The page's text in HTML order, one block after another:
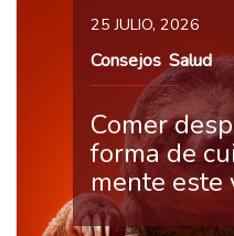
25 JULIO, 2026
Consejos, Salud
Comer
forma de
mente este